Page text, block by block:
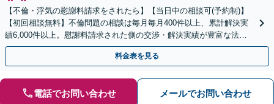
【不倫・浮気の慰謝料請求をされたら】【当日中の相談可(予約制)】
【初回相談無料】不倫問題の相談は毎月毎月400件以上、累計解決実
績6,000件以上。慰謝料請求された側の交渉・解決実績が豊富な法律
事務所です。
料金表を見る
電話でお問い合わせ メールでお問い合わせ